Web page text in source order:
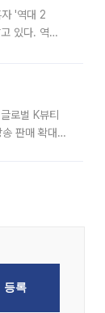
'역대 2
있다. 역대
로벌 K뷰티
판매 확대에